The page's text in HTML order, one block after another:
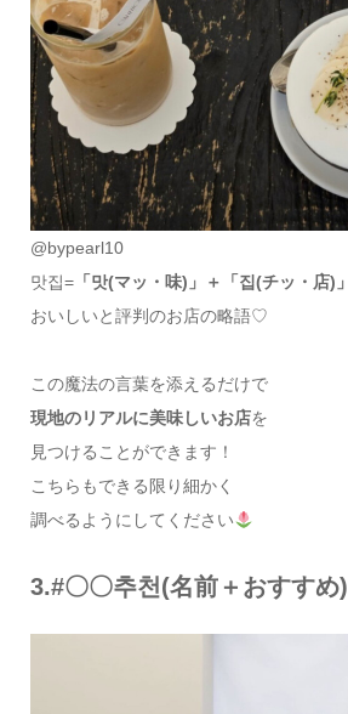
@bypearl10
맛집=「맛(マッ・味)」＋「집(チッ・店)」
おいしいと評判のお店の略語♡
この魔法の言葉を添えるだけで
現地のリアルに美味しいお店を
見つけることができます！
こちらもできる限り細かく
調べるようにしてください
3.#〇〇추천(名前＋おすすめ)